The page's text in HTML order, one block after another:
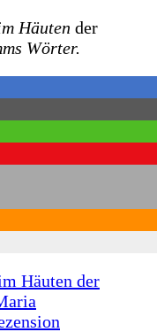
Häuten der
Wörter.
Häuten der